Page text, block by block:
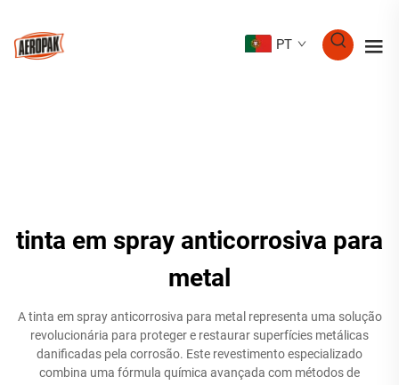
PT
tinta em spray anticorrosiva para
metal
A tinta em spray anticorrosiva para metal representa uma solução
revolucionária para proteger e restaurar superfícies metálicas
danificadas pela corrosão. Este revestimento especializado
combina uma fórmula química avançada com métodos de